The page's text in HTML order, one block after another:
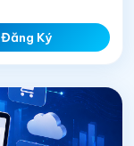
Đăng Ký